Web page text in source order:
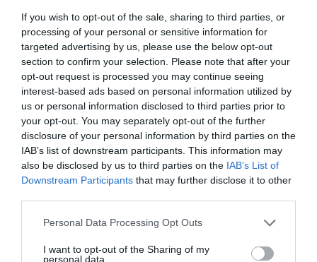
If you wish to opt-out of the sale, sharing to third parties, or
processing of your personal or sensitive information for
targeted advertising by us, please use the below opt-out
section to confirm your selection. Please note that after your
opt-out request is processed you may continue seeing
interest-based ads based on personal information utilized by
us or personal information disclosed to third parties prior to
your opt-out. You may separately opt-out of the further
disclosure of your personal information by third parties on the
IAB’s list of downstream participants. This information may
also be disclosed by us to third parties on the IAB’s List of
Downstream Participants that may further disclose it to other
Personal Data Processing Opt Outs
I want to opt-out of the Sharing of my
personal data.
Στέργιος Πουλερές